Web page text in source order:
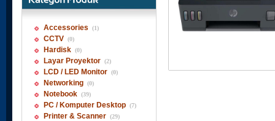
Accessories (1)
CCTV (0)
Hardisk (0)
Layar Proyektor (2)
LCD / LED Monitor (0)
Networking (0)
Notebook (39)
PC / Komputer Desktop (7)
Printer & Scanner (29)